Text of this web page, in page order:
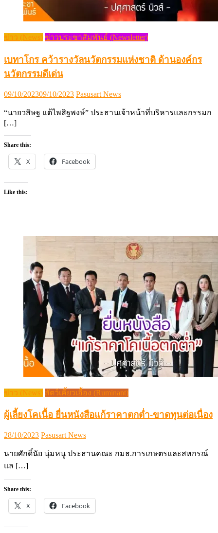
ข่าว (News) ข่าวประชาสัมพันธ์ (Newsletter)
เบทาโกร คว้ารางวัลนวัตกรรมแห่งชาติ ด้านองค์กร
นวัตกรรมดีเด่น
Posted
09/10/202309/10/2023 Author
Pasusart News
“นายวสิษฐ แต้ไพสิฐพงษ์” ประธานเจ้าหน้าที่บริหารและกรรมก
[…]
Share this:
X Facebook
Like this:
ข่าว (News) สัตว์เคี้ยวเอื้อง (Ruminant)
ผู้เลี้ยงโคเนื้อ ยื่นหนังสือแก้ราคาตกต่ำ-ขาดทุนต่อเนื่อง
Posted
28/10/2023 Author
Pasusart News
นายศักดิ์นัย นุ่มหนู ประธานคณะ กมธ.การเกษตรและสหกรณ์
แล […]
Share this:
X Facebook